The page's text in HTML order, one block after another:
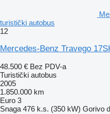
turistički autobus
12
Mercedes-Benz Travego
48.500 € Bez PDV-a
Turistički autobus
2005
1.850.000 km
Euro 3
Snaga 476 k.s. (350 kW) Gorivo